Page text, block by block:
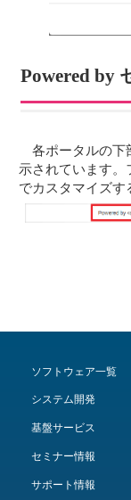
Powered by
各ポータルの下
示されています。
でカスタマイズす
ソフトウェア一覧
システム開発
基盤サービス
セミナー情報
サポート情報